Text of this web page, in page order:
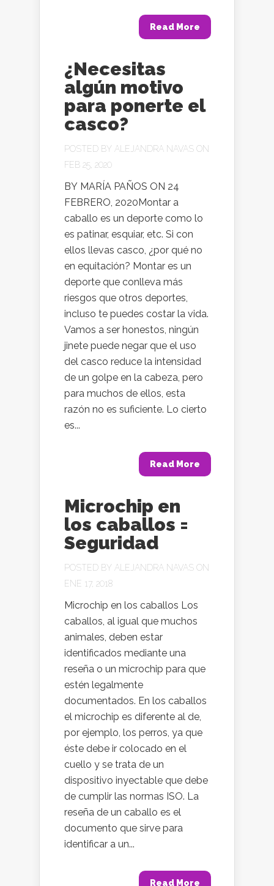
Read More
¿Necesitas
algún motivo
para ponerte el
casco?
POSTED BY ALEJANDRA NAVAS ON
FEB 25, 2020
BY MARÍA PAÑOS ON 24
FEBRERO, 2020Montar a
caballo es un deporte como lo
es patinar, esquiar, etc. Si con
ellos llevas casco, ¿por qué no
en equitación? Montar es un
deporte que conlleva más
riesgos que otros deportes,
incluso te puedes costar la vida.
Vamos a ser honestos, ningún
jinete puede negar que el uso
del casco reduce la intensidad
de un golpe en la cabeza, pero
para muchos de ellos, esta
razón no es suficiente. Lo cierto
es...
Read More
Microchip en
los caballos =
Seguridad
POSTED BY ALEJANDRA NAVAS ON
ENE 17, 2018
Microchip en los caballos Los
caballos, al igual que muchos
animales, deben estar
identificados mediante una
reseña o un microchip para que
estén legalmente
documentados. En los caballos
el microchip es diferente al de,
por ejemplo, los perros, ya que
éste debe ir colocado en el
cuello y se trata de un
dispositivo inyectable que debe
de cumplir las normas ISO. La
reseña de un caballo es el
documento que sirve para
identificar a un...
Read More